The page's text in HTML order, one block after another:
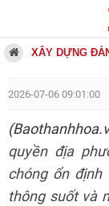
XÂY DỰNG
2026-07-06 09:01:00
quyền địa
chóng ổn
thông suốt và